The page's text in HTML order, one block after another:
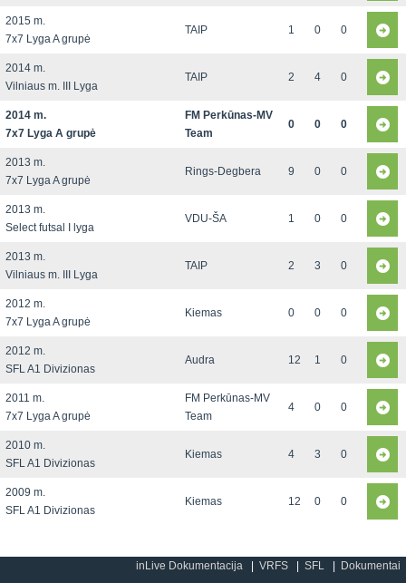
2015 m.
7x7 Lyga A grupė
TAIP 1 0 0
2014 m.
Vilniaus m. III Lyga
TAIP 2 4 0
2014 m.
7x7 Lyga A grupė
FM Perkūnas-MV
Team
0 0 0
2013 m.
7x7 Lyga A grupė
Rings-Degbera 9 0 0
2013 m.
Select futsal I lyga
VDU-ŠA 1 0 0
2013 m.
Vilniaus m. III Lyga
TAIP 2 3 0
2012 m.
7x7 Lyga A grupė
Kiemas 0 0 0
2012 m.
SFL A1 Divizionas
Audra 12 1 0
2011 m.
7x7 Lyga A grupė
FM Perkūnas-MV
Team
4 0 0
2010 m.
SFL A1 Divizionas
Kiemas 4 3 0
2009 m.
SFL A1 Divizionas
Kiemas 12 0 0
inLive Dokumentacija VRFS SFL Dokumentai